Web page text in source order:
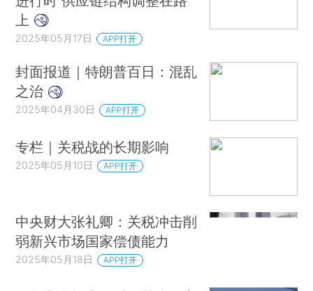
上
2025年05月17日 APP打开
封面报道｜特朗普百日：混乱
之治
2025年04月30日 APP打开
专栏｜关税战的长期影响
2025年05月10日 APP打开
中央财大张礼卿：关税冲击削
弱新兴市场国家偿债能力
2025年05月18日 APP打开